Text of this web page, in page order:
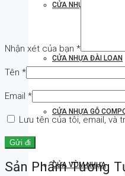
CỬA NHỰA ABS HÀN
CỬA NHỰA ĐÀI LOAN
CỬA NHỰA GỖ
CỬA VÒM NHỰA
Nhận xét của bạn *
Tên *
Email *
Lưu tên của tôi, email, và
Sản Phẩm Tương